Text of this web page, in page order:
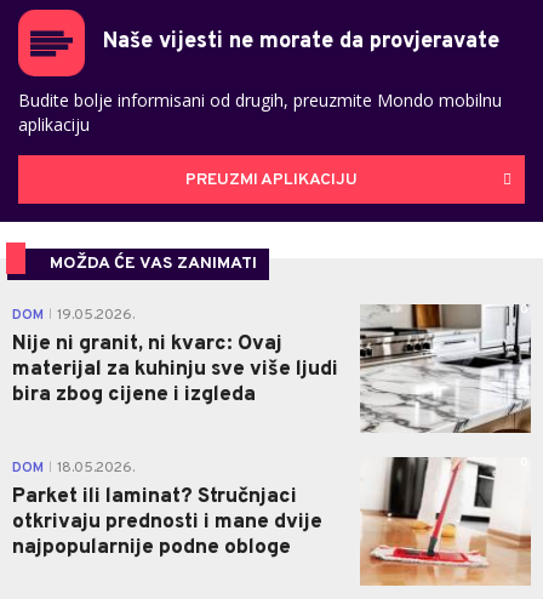
Naše vijesti ne morate da provjeravate
Budite bolje informisani od drugih, preuzmite Mondo mobilnu
aplikaciju
PREUZMI APLIKACIJU
MOŽDA ĆE VAS ZANIMATI
DOM 19.05.2026.
Nije ni granit, ni kvarc: Ovaj
materijal za kuhinju sve više ljudi
bira zbog cijene i izgleda
0
DOM 18.05.2026.
Parket ili laminat? Stručnjaci
otkrivaju prednosti i mane dvije
najpopularnije podne obloge